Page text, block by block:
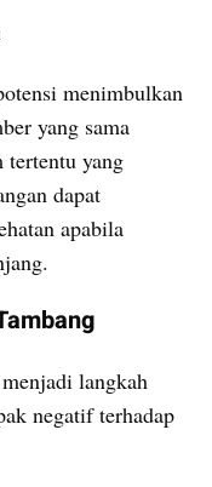
menimbulkan
yang sama
tertentu yang
dapat
apabila
langkah
negatif terhadap